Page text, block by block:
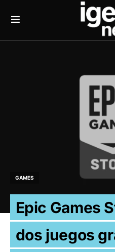
GAMES
Epic Games
dos juegos